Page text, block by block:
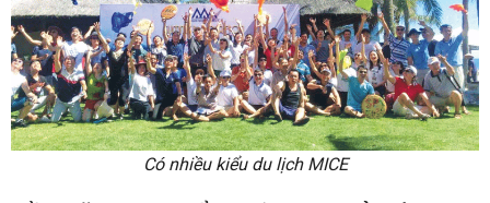
Có nhiều kiểu du lịch MICE